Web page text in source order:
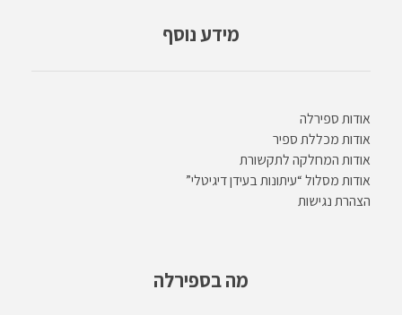
מידע נוסף
אודות ספירלה
אודות מכללת ספיר
אודות המחלקה לתקשורת
אודות מסלול “עיתונות בעידן דיגיטלי”
הצהרת נגישות
מה בספירלה